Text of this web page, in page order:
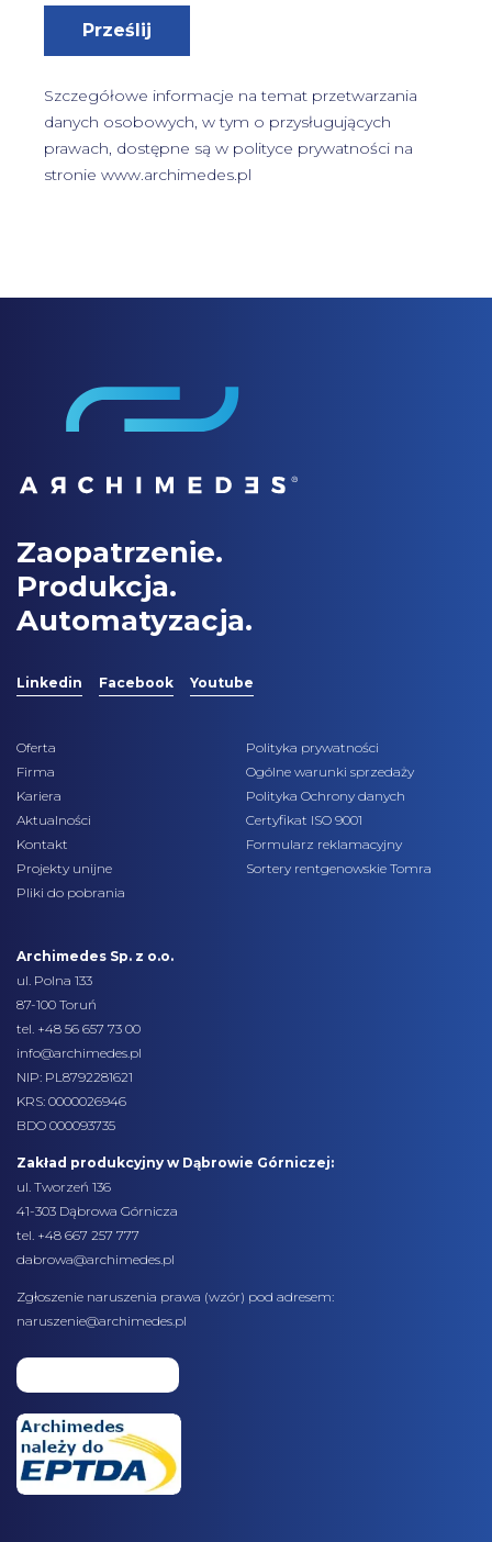
Prześlij
Szczegółowe informacje na temat przetwarzania
danych osobowych, w tym o przysługujących
prawach, dostępne są w polityce prywatności na
stronie www.archimedes.pl
Zaopatrzenie.
Produkcja.
Automatyzacja.
Linkedin Facebook Youtube
Oferta
Firma
Kariera
Aktualności
Kontakt
Projekty unijne
Pliki do pobrania
Polityka prywatności
Ogólne warunki sprzedaży
Polityka Ochrony danych
Certyfikat ISO 9001
Formularz reklamacyjny
Sortery rentgenowskie Tomra
Archimedes Sp. z o.o.
ul. Polna 133
87-100 Toruń
tel. +48 56 657 73 00
info@archimedes.pl
NIP: PL8792281621
KRS: 0000026946
BDO 000093735
Zakład produkcyjny w Dąbrowie Górniczej:
ul. Tworzeń 136
41-303 Dąbrowa Górnicza
tel. +48 667 257 777
dabrowa@archimedes.pl
Zgłoszenie naruszenia prawa (wzór) pod adresem:
naruszenie@archimedes.pl